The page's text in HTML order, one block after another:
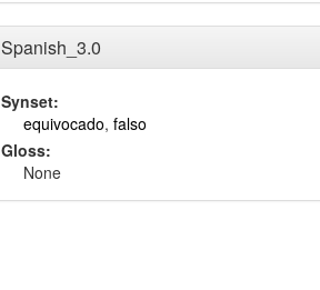
Spanish_3.0
Synset:
equivocado, falso
Gloss:
None